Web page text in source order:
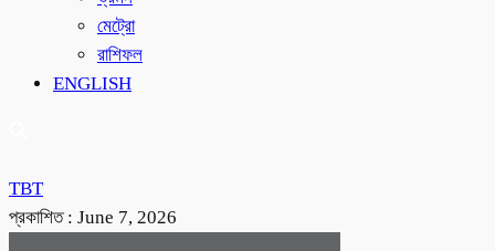
মেট্রো
রাশিফল
ENGLISH
TBT
প্রকাশিত : June 7, 2026